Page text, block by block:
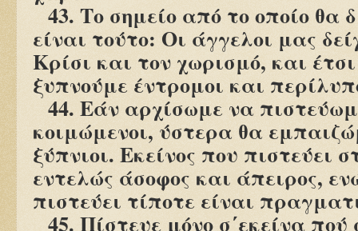
43. Το σημείο από το οποίο θα
είναι τούτο: Οι άγγελοι μας
Κρίσι και τον χωρισμό, και
ξυπνούμε έντρομοι και
44. Εάν αρχίσωμε να
κοιμώμενοι, ύστερα θα
ξύπνιοι. Εκείνος που πιστεύει
εντελώς άσοφος και άπειρος,
πιστεύει τίποτε είναι
45. Πίστευε μόνο σ΄εκείνα